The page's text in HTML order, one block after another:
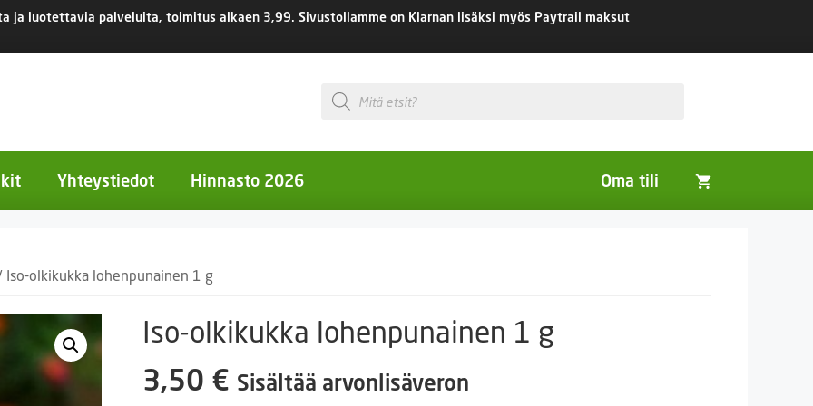
ja luotettavia palveluita, toimitus alkaen 3,99. Sivustollamme on Klarnan lisäksi myös Paytrail maksut
Products
search
kukat
Ruukut
Yhteystiedot Hinnasto 2026 Oma tili
Iso-olkikukka lohenpunainen 1 g
Iso-olkikukka lohenpunainen 1 g
3,50 € Sisältää arvonlisäveron